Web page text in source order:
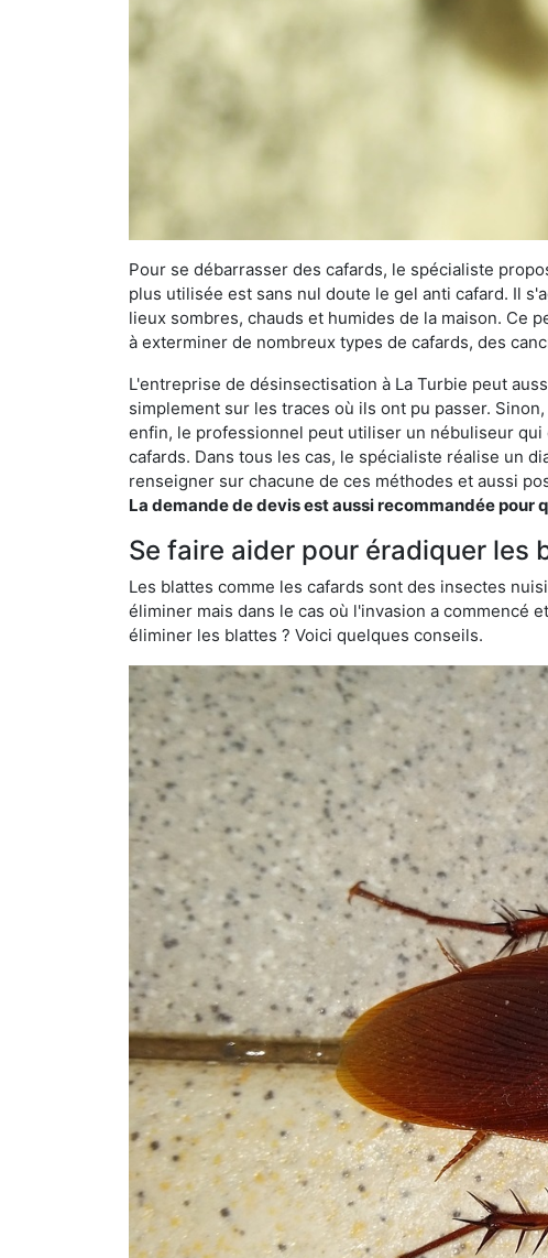
Pour se débarrasser des cafards, le spécialiste
plus utilisée est sans nul doute le gel anti cafard. Il
lieux sombres, chauds et humides de la maison. Ce
à exterminer de nombreux types de cafards, des
L'entreprise de désinsectisation à La Turbie peut
simplement sur les traces où ils ont pu passer.
enfin, le professionnel peut utiliser un nébuliseur
cafards. Dans tous les cas, le spécialiste réalise un
renseigner sur chacune de ces méthodes et aussi
La demande de devis est aussi recommandée pour
Se faire aider pour éradiquer les
Les blattes comme les cafards sont des insectes
éliminer mais dans le cas où l'invasion a commencé
éliminer les blattes ? Voici quelques conseils.